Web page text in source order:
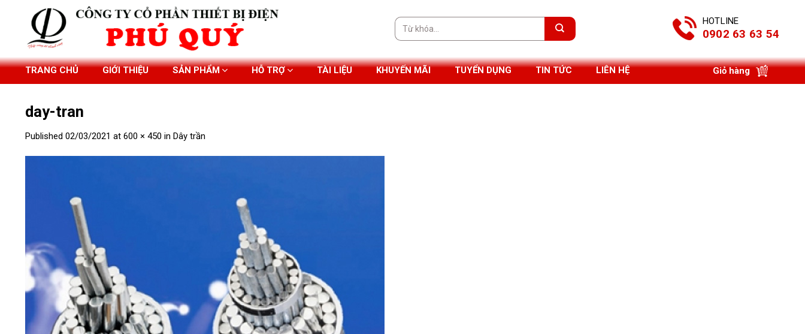
Tìm
kiếm:
HOTLINE
0902 63 63 54
TRANG CHỦ GIỚI THIỆU SẢN PHẨM HỖ TRỢ TÀI LIỆU KHUYẾN MÃI TUYỂN DỤNG TIN TỨC LIÊN HỆ Giỏ hàng
day-tran
Published 02/03/2021 at 600 × 450 in Dây trần